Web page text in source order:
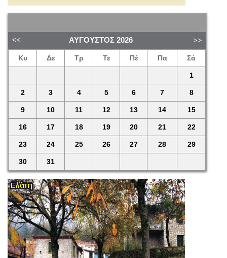
ΑΎΓΟΥΣΤΟΣ 2026
Κυ Δε Τρ Τε Πέ Πα Σά
1
2 3 4 5 6 7 8
9 10 11 12 13 14 15
16 17 18 19 20 21 22
23 24 25 26 27 28 29
30 31